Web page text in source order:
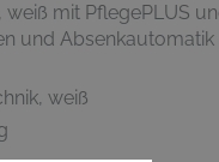
mit PflegePLUS
und Absenkautomatik
weiß